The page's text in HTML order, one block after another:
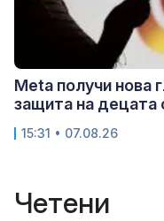
Meta получи нова
защита на децата
15:31 • 07.08.26
Четени